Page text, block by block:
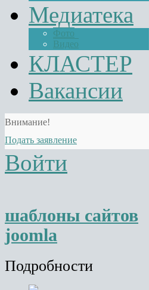
Медиатека
Фото
Видео
КЛАСТЕР
Вакансии
Внимание!
Подать заявление
Войти
шаблоны сайтов
joomla
Подробности